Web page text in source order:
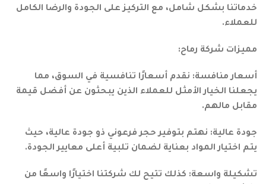
خدماتنا بشكل شامل، مع التركيز على الجودة والرضا الكامل
للعملاء.
مميزات شركة رماح:
أسعار منافسة: نقدم أسعارًا تنافسية في السوق، مما
يجعلنا الخيار الأمثل للعملاء الذين يبحثون عن أفضل قيمة
مقابل مالهم.
جودة عالية: نهتم بتوفير حجر فرعوني ذو جودة عالية، حيث
يتم اختيار المواد بعناية لضمان تلبية أعلى معايير الجودة.
تشكيلة واسعة: كذلك تتيح لك شركتنا اختيارًا واسعًا من